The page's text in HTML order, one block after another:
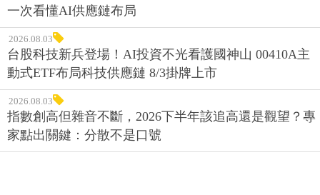
一次看懂AI供應鏈布局
2026.08.03
台股科技新兵登場！AI投資不光看護國神山 00410A主
動式ETF布局科技供應鏈 8/3掛牌上市
2026.08.03
指數創高但雜音不斷，2026下半年該追高還是觀望？專
家點出關鍵：分散不是口號